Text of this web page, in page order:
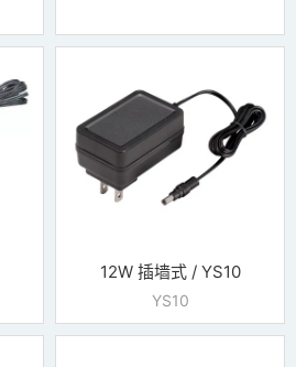
12W 插墙式 / YS10
YS10